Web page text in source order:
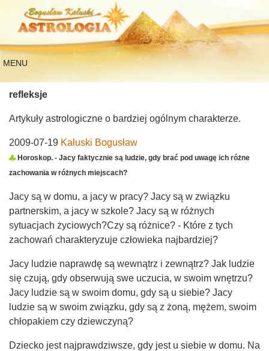
MENU
refleksje
Artykuły astrologiczne o bardziej ogólnym charakterze.
2009-07-19 Kałuski Bogusław
Horoskop. - Jacy faktycznie są ludzie, gdy brać pod uwagę ich różne
zachowania w różnych miejscach?
Jacy są w domu, a jacy w pracy? Jacy są w związku
partnerskim, a jacy w szkole? Jacy są w różnych
sytuacjach życiowych?Czy są różnice? - Które z tych
zachowań charakteryzuje człowieka najbardziej?
Jacy ludzie naprawdę są wewnątrz i zewnątrz? Jak ludzie
się czują, gdy obserwują swe uczucia, w swoim wnętrzu?
Jacy ludzie są w swoim domu, gdy są u siebie? Jacy
ludzie są w swoim związku, gdy są z żoną, mężem, swoim
chłopakiem czy dziewczyną?
Dziecko jest najprawdziwsze, gdy jest u siebie w domu. Na